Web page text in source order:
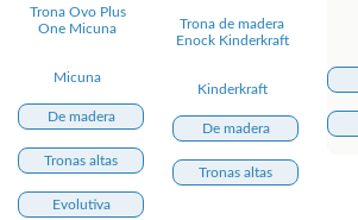
Trona Ovo Plus
One Micuna
Micuna
De madera
Tronas altas
Evolutiva
Trona de madera
Enock Kinderkraft
Kinderkraft
De madera
Tronas altas